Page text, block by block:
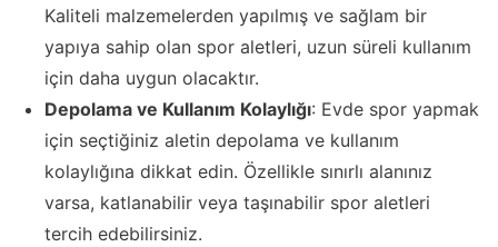
Kaliteli malzemelerden yapılmış ve sağlam bir
yapıya sahip olan spor aletleri, uzun süreli kullanım
için daha uygun olacaktır.
Depolama ve Kullanım Kolaylığı: Evde spor yapmak
için seçtiğiniz aletin depolama ve kullanım
kolaylığına dikkat edin. Özellikle sınırlı alanınız
varsa, katlanabilir veya taşınabilir spor aletleri
tercih edebilirsiniz.